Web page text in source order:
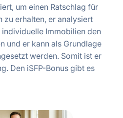
um einen Ratschlag für
zu erhalten, er analysiert
Immobilien den
und er kann als Grundlage
werden. Somit ist er
Den iSFP-Bonus gibt es